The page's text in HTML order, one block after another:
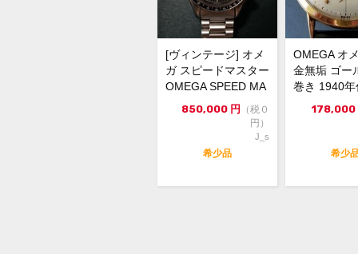
[ヴィンテージ] オメ
ガ スピードマスター
OMEGA SPEED MA
STER ...
850,000 円
（税０
円）
J_s
希少品
OMEGA オ
金無垢 ゴー
巻き 1940
ンティーク
178,000
希少